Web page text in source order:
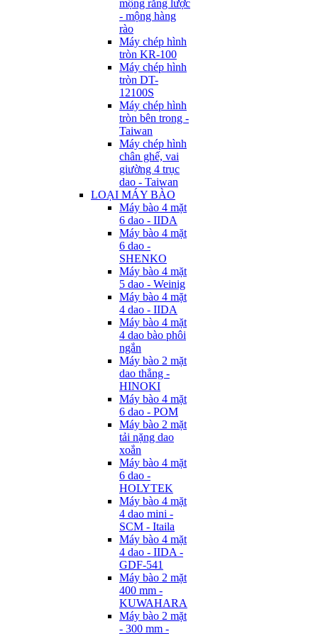
mộng răng lược
- mộng hàng
rào
Máy chép hình
tròn KR-100
Máy chép hình
tròn DT-
12100S
Máy chép hình
tròn bên trong -
Taiwan
Máy chép hình
chân ghế, vai
giường 4 trục
dao - Taiwan
LOẠI MÁY BÀO
Máy bào 4 mặt
6 dao - IIDA
Máy bào 4 mặt
6 dao -
SHENKO
Máy bào 4 mặt
5 dao - Weinig
Máy bào 4 mặt
4 dao - IIDA
Máy bào 4 mặt
4 dao bào phôi
ngắn
Máy bào 2 mặt
dao thẳng -
HINOKI
Máy bào 4 mặt
6 dao - POM
Máy bào 2 mặt
tải nặng dao
xoắn
Máy bào 4 mặt
6 dao -
HOLYTEK
Máy bào 4 mặt
4 dao mini -
SCM - Itaila
Máy bào 4 mặt
4 dao - IIDA -
GDF-541
Máy bào 2 mặt
400 mm -
KUWAHARA
Máy bào 2 mặt
- 300 mm -